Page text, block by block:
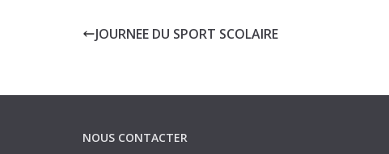
JOURNEE DU SPORT SCOLAIRE
NOUS CONTACTER